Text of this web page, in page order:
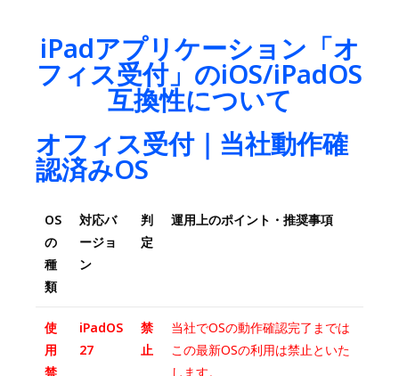
iPadアプリケーション「オ
フィス受付」のiOS/iPadOS
互換性について
オフィス受付｜当社動作確
認済みOS
OS
の
種
類
対応バ
ージョ
ン
判
定
運用上のポイント・推奨事項
使
用
禁
iPadOS
27
禁
止
当社でOSの動作確認完了までは
この最新OSの利用は禁止といた
します。